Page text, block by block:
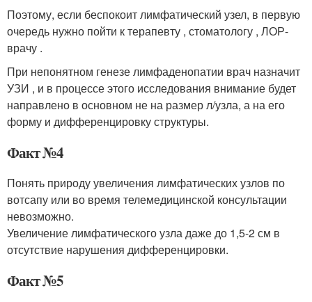
Поэтому, если беспокоит лимфатический узел, в первую
очередь нужно пойти к терапевту , стоматологу , ЛОР-
врачу .
При непонятном генезе лимфаденопатии врач назначит
УЗИ , и в процессе этого исследования внимание будет
направлено в основном не на размер л/узла, а на его
форму и дифференцировку структуры.
Факт №4
Понять природу увеличения лимфатических узлов по
вотсапу или во время телемедицинской консультации
невозможно.
Увеличение лимфатического узла даже до 1,5-2 см в
отсутствие нарушения дифференцировки.
Факт №5